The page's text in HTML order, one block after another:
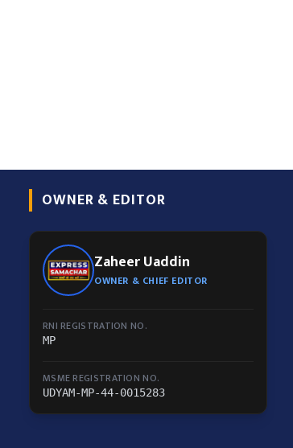
OWNER & EDITOR
Zaheer Uaddin
OWNER & CHIEF EDITOR
RNI REGISTRATION NO.
MP
MSME REGISTRATION NO.
UDYAM-MP-44-0015283